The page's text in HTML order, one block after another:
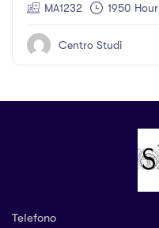
MA1232 1950 Hour
Centro Studi
Telefono